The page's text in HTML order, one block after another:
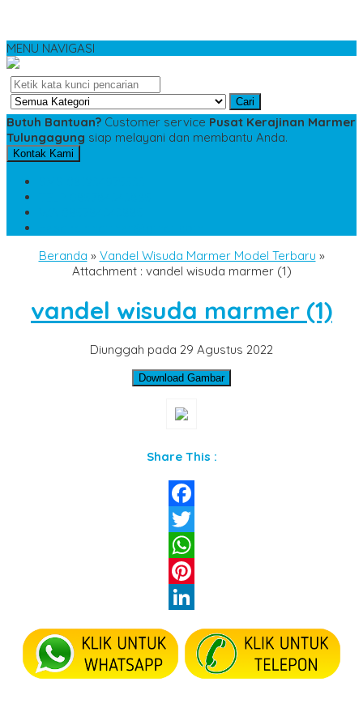
MENU NAVIGASI
Cari
Butuh Bantuan? Customer service Pusat Kerajinan Marmer
Tulungagung siap melayani dan membantu Anda.
Kontak Kami
Beranda » Vandel Wisuda Marmer Model Terbaru »
Attachment : vandel wisuda marmer (1)
vandel wisuda marmer (1)
Diunggah pada 29 Agustus 2022
Download Gambar
Share This :
Facebook
Twitter
WhatsApp
Pinterest